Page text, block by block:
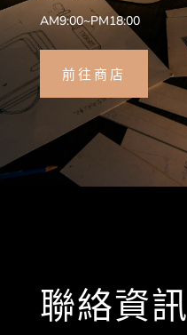
AM9:00~PM18:00
前往商店
聯絡資訊